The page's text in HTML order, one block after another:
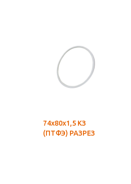
74х80х1,5 КЗ
(ПТФЭ) РАЗРЕЗ